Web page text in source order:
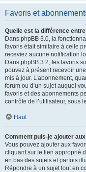
Favoris et
Quelle est la différence
Dans phpBB 3.0, la
favoris était similaire à celle
receviez aucune notification
Dans phpBB 3.2, les favoris
pouvez à présent recevoir
mis à jour. L’abonnement,
forum ou d’un sujet auquel
favoris et des abonnements
contrôle de l’utilisateur, sous
Haut
Comment puis-je ajouter
Vous pouvez ajouter aux
cliquant sur le lien approprié
en bas des sujets et parfois
Répondre à un sujet tout en